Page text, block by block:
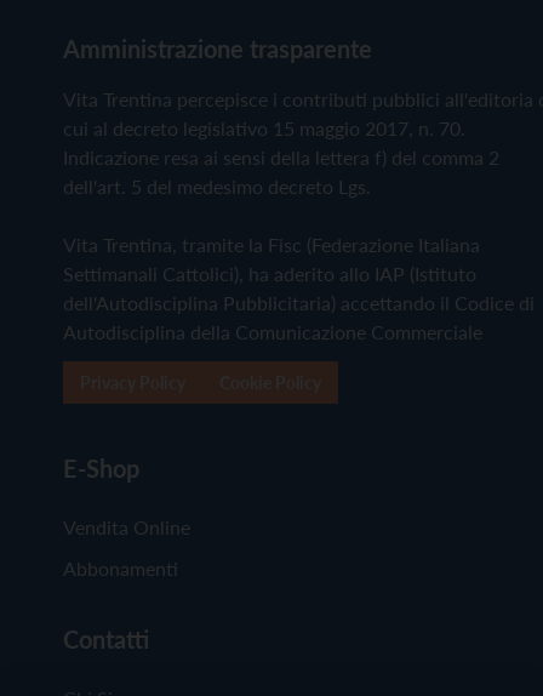
Amministrazione trasparente
Vita Trentina percepisce i contributi pubblici all'editoria
cui al decreto legislativo 15 maggio 2017, n. 70.
Indicazione resa ai sensi della lettera f) del comma 2
dell'art. 5 del medesimo decreto Lgs.
Vita Trentina, tramite la Fisc (Federazione Italiana
Settimanali Cattolici), ha aderito allo IAP (Istituto
dell'Autodisciplina Pubblicitaria) accettando il Codice di
Autodisciplina della Comunicazione Commerciale
E-Shop
Vendita Online
Abbonamenti
Contatti